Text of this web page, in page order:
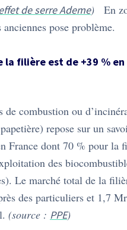
de serre Ademe) En
pose problème.
filière est de +39 %
combustion ou
repose sur un
France dont 70 % pour la
des
Le marché total de la
des particuliers et 1,7
(source : PPE)